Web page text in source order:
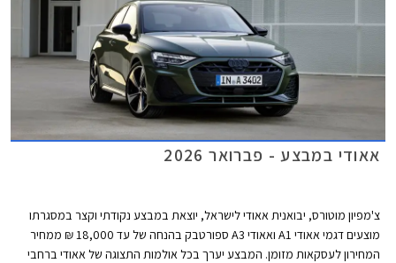
אאודי במבצע - פברואר 2026
צ'מפיון מוטורס, יבואנית אאודי לישראל, יוצאת במבצע נקודתי וקצר במסגרתו
מוצעים דגמי אאודי A1 ואאודי A3 ספורטבק בהנחה של עד 18,000 ₪ ממחיר
המחירון לעסקאות מזומן. המבצע יערך בכל אולמות התצוגה של אאודי ברחבי